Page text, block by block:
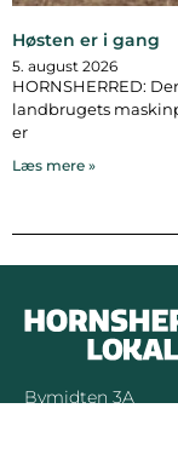
Høsten er i gang
5. august 2026
HORNSHERRED:
landbrugets
er
Læs mere »
Bymidten 3A